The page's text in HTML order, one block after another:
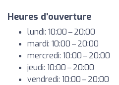
Heures d'ouverture
lundi: 10:00 – 20:00
mardi: 10:00 – 20:00
mercredi: 10:00 – 20:00
jeudi: 10:00 – 20:00
vendredi: 10:00 – 20:00